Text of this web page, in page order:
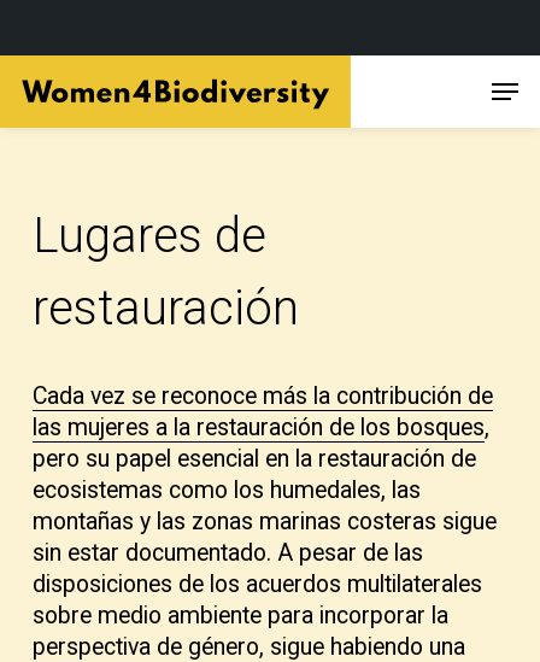
main
Lugares de
restauración
Cada vez se reconoce más la contribución de
las mujeres a la restauración de los bosques,
pero su papel esencial en la restauración de
ecosistemas como los humedales, las
montañas y las zonas marinas costeras sigue
sin estar documentado. A pesar de las
disposiciones de los acuerdos multilaterales
sobre medio ambiente para incorporar la
perspectiva de género, sigue habiendo una